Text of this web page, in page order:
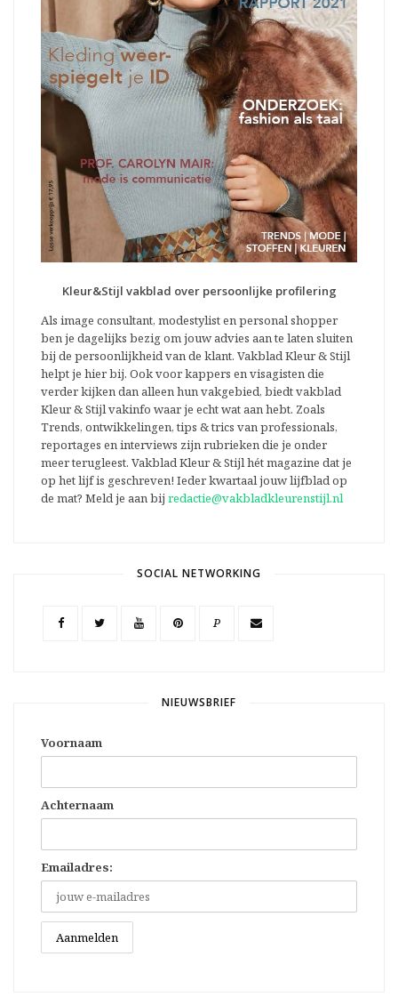
Kleur&Stijl vakblad over persoonlijke profilering
Als image consultant, modestylist en personal shopper
ben je dagelijks bezig om jouw advies aan te laten sluiten
bij de persoonlijkheid van de klant. Vakblad Kleur & Stijl
helpt je hier bij. Ook voor kappers en visagisten die
verder kijken dan alleen hun vakgebied, biedt vakblad
Kleur & Stijl vakinfo waar je echt wat aan hebt. Zoals
Trends, ontwikkelingen, tips & trics van professionals,
reportages en interviews zijn rubrieken die je onder
meer terugleest. Vakblad Kleur & Stijl hét magazine dat je
op het lijf is geschreven! Ieder kwartaal jouw lijfblad op
de mat? Meld je aan bij redactie@vakbladkleurenstijl.nl
SOCIAL NETWORKING
P
NIEUWSBRIEF
Voornaam
Achternaam
Emailadres: